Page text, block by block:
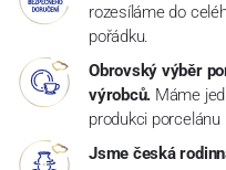
rozesíláme do
pořádku.
Obrovský výběr
výrobců. Máme
produkci porcelánu
Jsme česká